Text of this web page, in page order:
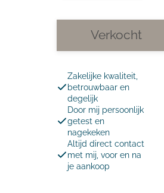
Verkocht
Zakelijke kwaliteit,
betrouwbaar en
degelijk
Door mij persoonlijk
getest en
nagekeken
Altijd direct contact
met mij, voor en na
je aankoop